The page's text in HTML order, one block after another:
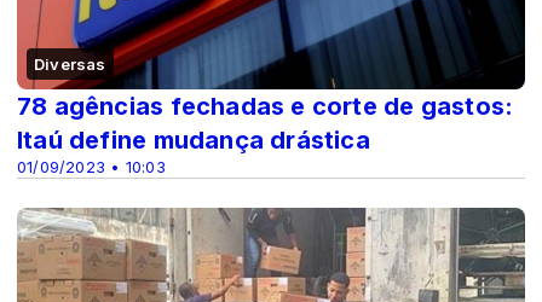
Diversas
01/09/2023 • 10:03
78 agências fechadas e corte de gastos:
Itaú define mudança drástica